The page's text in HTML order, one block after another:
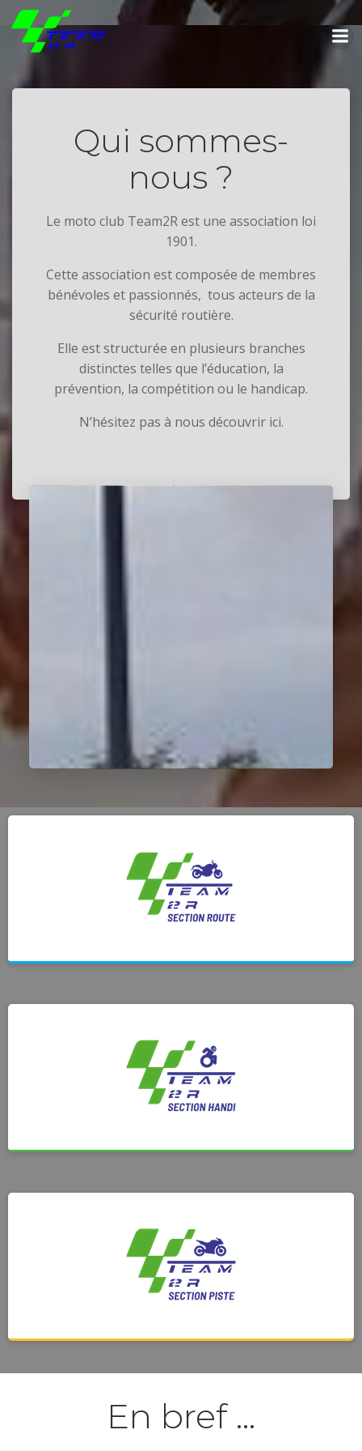
Aller
au
Qui sommes-
nous ?
Le moto club Team2R est une association loi
1901.
Cette association est composée de membres
bénévoles et passionnés, tous acteurs de la
sécurité routière.
Elle est structurée en plusieurs branches
distinctes telles que l’éducation, la
prévention, la compétition ou le handicap.
N’hésitez pas à nous découvrir ici.
En bref …